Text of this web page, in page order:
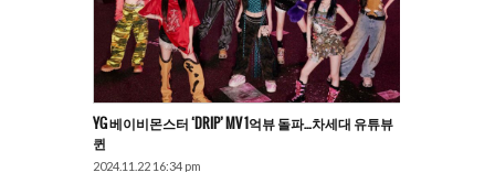
YG 베이비몬스터 ‘DRIP’ MV 1억뷰 돌파…차세대 유튜뷰
퀸
2024.11.22 16:34 pm